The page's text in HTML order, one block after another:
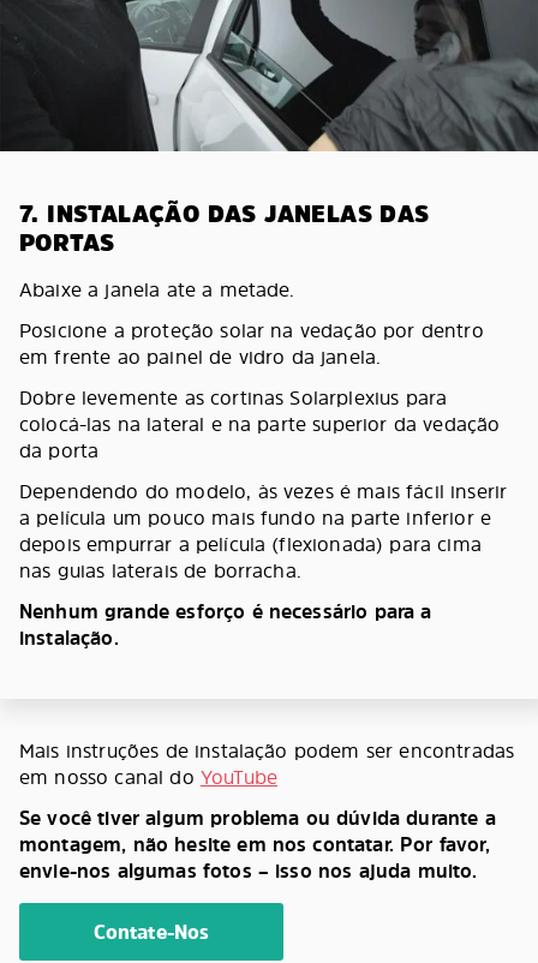
7. INSTALAÇÃO DAS JANELAS DAS
PORTAS
Abaixe a janela ate a metade.
Posicione a proteção solar na vedação por dentro
em frente ao painel de vidro da janela.
Dobre levemente as cortinas Solarplexius para
colocá-las na lateral e na parte superior da vedação
da porta
Dependendo do modelo, às vezes é mais fácil inserir
a película um pouco mais fundo na parte inferior e
depois empurrar a película (flexionada) para cima
nas guias laterais de borracha.
Nenhum grande esforço é necessário para a
instalação.
Mais instruções de instalação podem ser encontradas
em nosso canal do YouTube
Se você tiver algum problema ou dúvida durante a
montagem, não hesite em nos contatar. Por favor,
envie-nos algumas fotos – isso nos ajuda muito.
Contate-Nos